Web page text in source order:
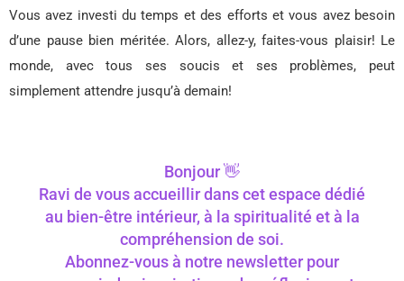
Vous avez investi du temps et des efforts et vous avez besoin
d’une pause bien méritée. Alors, allez-y, faites-vous plaisir! Le
monde, avec tous ses soucis et ses problèmes, peut
simplement attendre jusqu’à demain!
Bonjour 👋
Ravi de vous accueillir dans cet espace dédié
au bien-être intérieur, à la spiritualité et à la
compréhension de soi.
Abonnez-vous à notre newsletter pour